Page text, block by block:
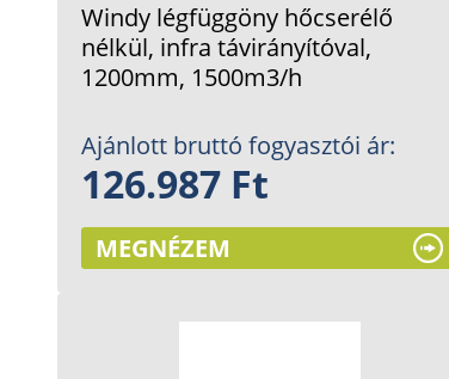
Windy légfüggöny hőcserélő
nélkül, infra távirányítóval,
1200mm, 1500m3/h
Ajánlott bruttó fogyasztói ár:
126.987 Ft
MEGNÉZEM